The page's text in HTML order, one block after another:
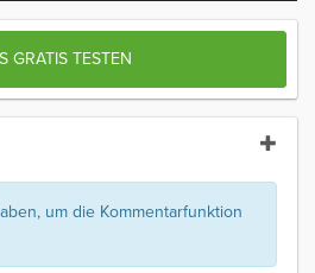
GRATIS TESTEN
um die Kommentarfunktion